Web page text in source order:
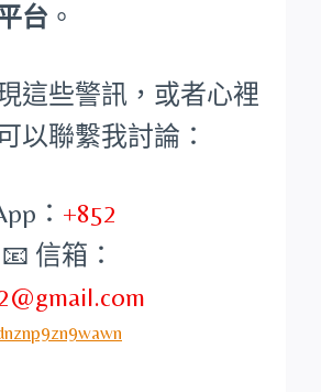
台 。
這些警訊，或者心裡
以聯繫我討論：
： +852
📧 信箱：